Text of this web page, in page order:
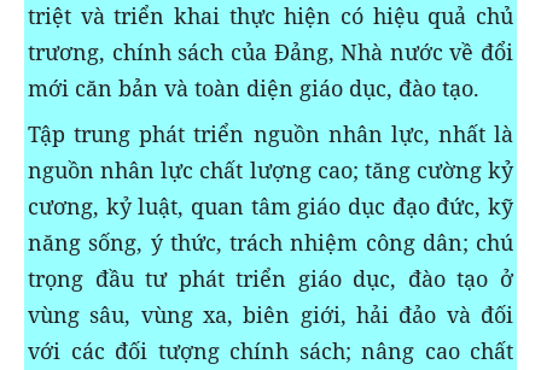
triệt và triển khai thực hiện có hiệu quả chủ
trương, chính sách của Đảng, Nhà nước về đổi
mới căn bản và toàn diện giáo dục, đào tạo.
Tập trung phát triển nguồn nhân lực, nhất là
nguồn nhân lực chất lượng cao; tăng cường kỷ
cương, kỷ luật, quan tâm giáo dục đạo đức, kỹ
năng sống, ý thức, trách nhiệm công dân; chú
trọng đầu tư phát triển giáo dục, đào tạo ở
vùng sâu, vùng xa, biên giới, hải đảo và đối
với các đối tượng chính sách; nâng cao chất